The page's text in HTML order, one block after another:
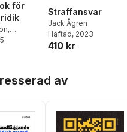
för
,
Straffansvar
Jack Ågren
Häftad, 2023
410 kr
av